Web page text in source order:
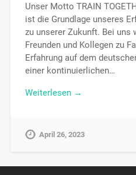
Unser Motto TRAIN
ist die Grundlage unseres
zu unserer Zukunft. Bei uns
Freunden und Kollegen zu
Erfahrung auf dem
einer kontinuierlichen…
Weiterlesen →
April 26, 2023